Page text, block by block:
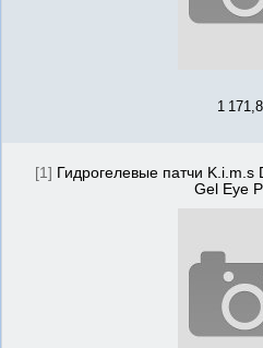
1
[1] Гидрогелевые патчи K.i.m.s
Gel Eye